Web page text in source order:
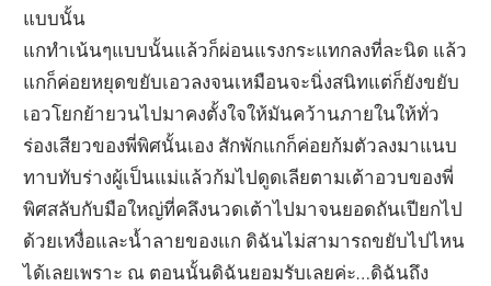
แบบนั้น
แกทำเน้นๆแบบนั้นแล้วก็ผ่อนแรงกระแทกลงที่ละนิด แล้ว
แกก็ค่อยหยุดขยับเอวลงจนเหมือนจะนิ่งสนิทแต่ก็ยังขยับ
เอวโยกย้ายวนไปมาคงตั้งใจให้มันคว้านภายในให้ทั่ว
ร่องเสียวของพี่พิศนั้นเอง สักพักแกก็ค่อยก้มตัวลงมาแนบ
ทาบทับร่างผู้เป็นแม่แล้วก้มไปดูดเลียตามเต้าอวบของพี่
พิศสลับกับมือใหญ่ที่คลึงนวดเต้าไปมาจนยอดถันเปียกไป
ด้วยเหงื่อและน้ำลายของแก ดิฉันไม่สามารถขยับไปไหน
ได้เลยเพราะ ณ ตอนนั้นดิฉันยอมรับเลยค่ะ…ดิฉันถึง